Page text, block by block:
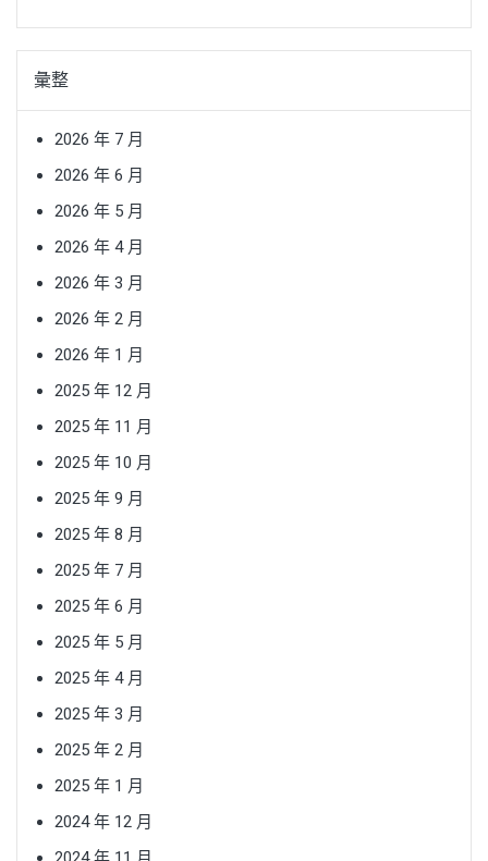
彙整
2026 年 7 月
2026 年 6 月
2026 年 5 月
2026 年 4 月
2026 年 3 月
2026 年 2 月
2026 年 1 月
2025 年 12 月
2025 年 11 月
2025 年 10 月
2025 年 9 月
2025 年 8 月
2025 年 7 月
2025 年 6 月
2025 年 5 月
2025 年 4 月
2025 年 3 月
2025 年 2 月
2025 年 1 月
2024 年 12 月